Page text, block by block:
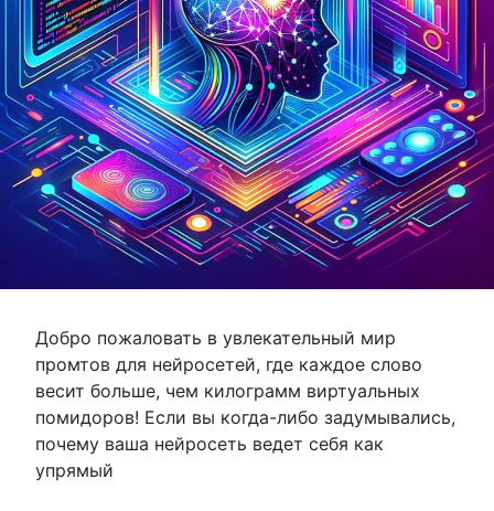
Добро пожаловать в увлекательный мир
промтов для нейросетей, где каждое слово
весит больше, чем килограмм виртуальных
помидоров! Если вы когда-либо задумывались,
почему ваша нейросеть ведет себя как
упрямый